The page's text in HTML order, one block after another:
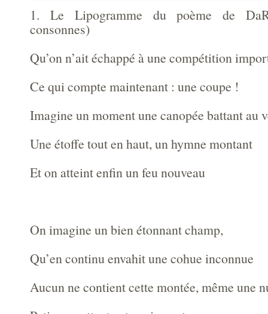
1. Le Lipogramme du poème de
consonnes)
Qu’on n’ait échappé à une compétition
Ce qui compte maintenant : une coupe !
Imagine un moment une canopée battant au
Une étoffe tout en haut, un hymne montant
Et on atteint enfin un feu nouveau
On imagine un bien étonnant champ,
Qu’en continu envahit une cohue inconnue
Aucun ne contient cette montée, même une